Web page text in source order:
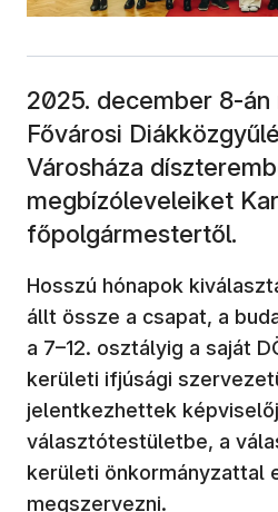
2025. december 8-án
Fővárosi
Városháza
megbízóleveleiket
főpolgármestertől.
Hosszú hónapok
állt össze a csapat, a
a 7–12. osztályig a saját
kerületi ifjúsági
jelentkezhettek
választótestületbe, a
kerületi önkormányzattal
megszervezni.